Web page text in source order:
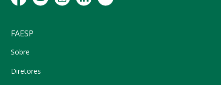
FAESP
Sobre
Diretores